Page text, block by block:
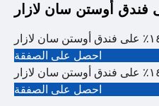
احصل على الصفقة
احصل على الصفقة